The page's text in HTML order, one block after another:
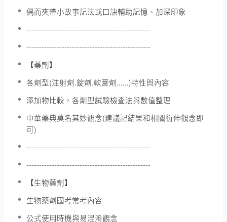
偶而夾帶小故事記法或口訣輔助記憶、加深印象
-------------------------------------------------
-------------------------------------------------
【藥劑】
各劑型(注射劑.錠劑.軟膏劑......)特性與內容
添加物比較，各劑型試驗檢查法與數值整理
中華藥典莫名其妙觀念(建議記結果和相關衍伸觀念即
可)
-------------------------------------------------
-------------------------------------------------
【生物藥劑】
生物藥劑國考常考內容
公式使用時機與易混淆觀念